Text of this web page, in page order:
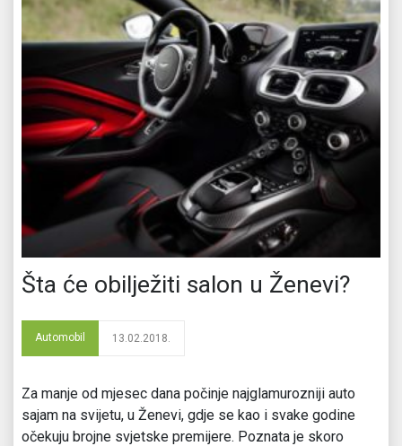
Šta će obilježiti salon u Ženevi?
Automobil 13.02.2018.
Za manje od mjesec dana počinje najglamurozniji auto
sajam na svijetu, u Ženevi, gdje se kao i svake godine
očekuju brojne svjetske premijere. Poznata je skoro